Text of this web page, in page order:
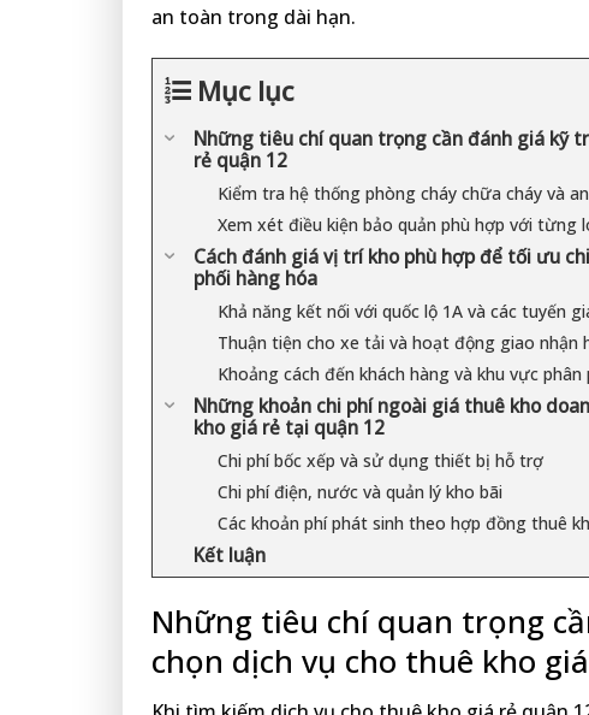
an toàn trong dài hạn.
Mục lục
Những tiêu chí quan trọng cần đánh giá kỹ
rẻ quận 12
Kiểm tra hệ thống phòng cháy chữa cháy và
Xem xét điều kiện bảo quản phù hợp với từng
Cách đánh giá vị trí kho phù hợp để tối ưu
phối hàng hóa
Khả năng kết nối với quốc lộ 1A và các tuyến
Thuận tiện cho xe tải và hoạt động giao nhận
Khoảng cách đến khách hàng và khu vực
Những khoản chi phí ngoài giá thuê kho
kho giá rẻ tại quận 12
Chi phí bốc xếp và sử dụng thiết bị hỗ trợ
Chi phí điện, nước và quản lý kho bãi
Các khoản phí phát sinh theo hợp đồng thuê
Kết luận
Những tiêu chí quan trọng
chọn dịch vụ cho thuê kho